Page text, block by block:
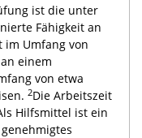
ist die unter
Fähigkeit an
im Umfang von
einem
von etwa
2Die Arbeitszeit
Hilfsmittel ist ein